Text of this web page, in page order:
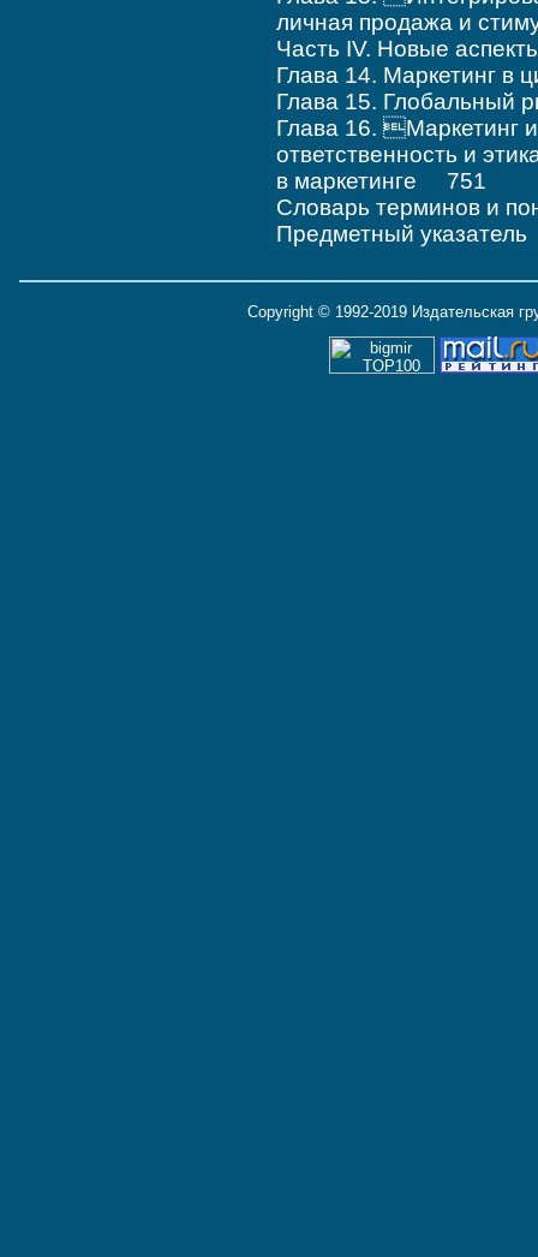
личная продажа и
Часть IV. Новые
Глава 14. Маркетинг
Глава 15.
Глава 16. Маркетинг
ответственность и
в маркетинге 751
Словарь терминов и
Предметный
Copyright © 1992-2019 Издательская